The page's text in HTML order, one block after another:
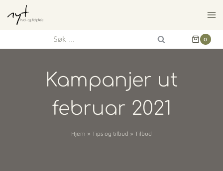
0
Kampanjer ut
februar 2021
Hjem » Tips og tilbud » Tilbud